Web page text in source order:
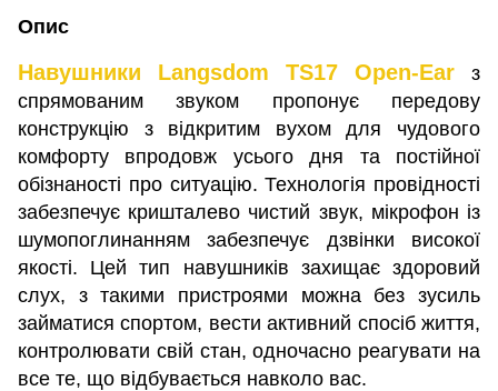
Опис
Навушники Langsdom TS17 Open-Ear
з
спрямованим звуком пропонує передову
конструкцію з відкритим вухом для чудового
комфорту впродовж усього дня та постійної
обізнаності про ситуацію. Технологія провідності
забезпечує кришталево чистий звук, мікрофон із
шумопоглинанням забезпечує дзвінки високої
якості. Цей тип навушників захищає здоровий
слух, з такими пристроями можна без зусиль
займатися спортом, вести активний спосіб життя,
контролювати свій стан, одночасно реагувати на
все те, що відбувається навколо вас.